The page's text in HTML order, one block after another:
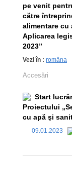
pe venit
către
alimentare cu
Aplicarea
2023”
Vezi în : româna
Accesări
Start
Proiectului
cu apă şi
09.01.2023